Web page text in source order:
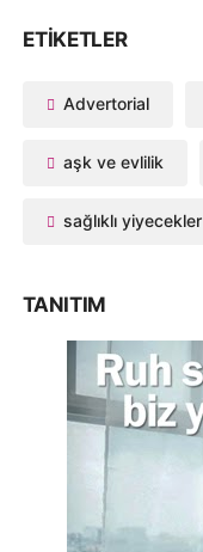
ETIKETLER
Advertorial
aşk ve evlilik
sağlıklı yiyecekler
TANITIM